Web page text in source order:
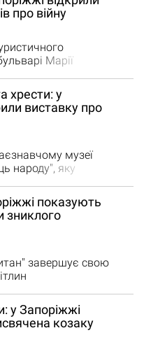
Львівської
Олена Сидорова. У
роботи Данила
про війну
Марії
мисткині Нато
розміщені 20 робіт.
проєкту "Плакати
повномасштабної війни
хрести: у
виставку про
музеї
народу", яку
історію
якого сягають
у День хрещення
на
показують
зниклого
завершує свою
Господ, як
2014 році пішов
у складі Правого
сапером у склад
у Запоріжжі
козаку